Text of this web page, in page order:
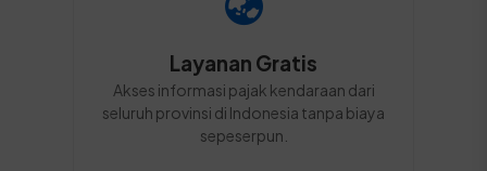
Layanan Gratis
Akses informasi pajak kendaraan dari
seluruh provinsi di Indonesia tanpa biaya
sepeserpun.